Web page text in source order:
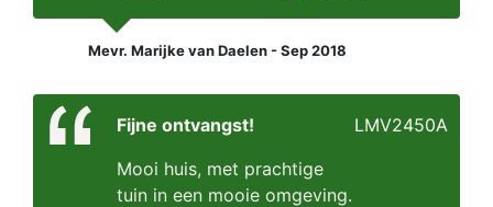
Mevr. Marijke van Daelen - Sep 2018
Fijne ontvangst!
Mooi huis, met prachtige
tuin in een mooie omgeving.
LMV2450A